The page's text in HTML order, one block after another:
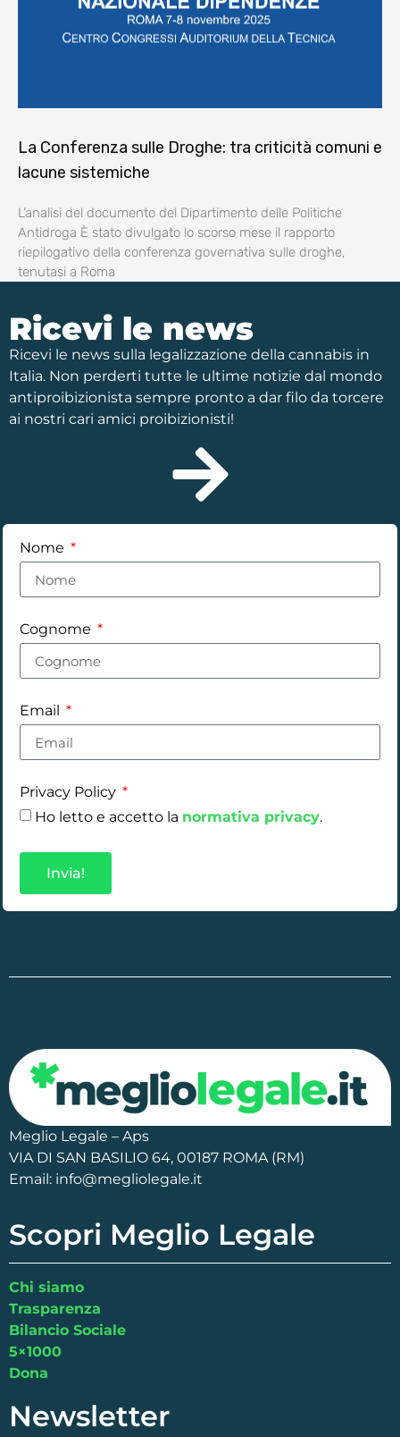
La Conferenza sulle Droghe: tra criticità comuni e
lacune sistemiche
L’analisi del documento del Dipartimento delle Politiche
Antidroga È stato divulgato lo scorso mese il rapporto
riepilogativo della conferenza governativa sulle droghe,
tenutasi a Roma
Ricevi le news
Ricevi le news sulla legalizzazione della cannabis in
Italia. Non perderti tutte le ultime notizie dal mondo
antiproibizionista sempre pronto a dar filo da torcere
ai nostri cari amici proibizionisti!
Nome
Cognome
Email
Privacy Policy
Ho letto e accetto la normativa privacy.
Invia!
Meglio Legale – Aps
VIA DI SAN BASILIO 64, 00187 ROMA (RM)
Email: info@megliolegale.it
Scopri Meglio Legale
Chi siamo
Trasparenza
Bilancio Sociale
5×1000
Dona
Newsletter